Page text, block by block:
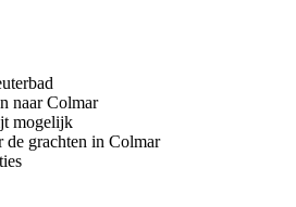
naar Colmar
mogelijk
de grachten in Colmar